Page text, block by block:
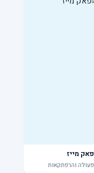
פאק מייז
פעולה והרפתקאות